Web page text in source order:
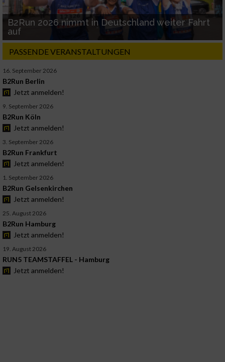
B2Run 2026 nimmt in Deutschland weiter Fahrt
auf
PASSENDE VERANSTALTUNGEN
16. September 2026
B2Run Berlin
Jetzt anmelden!
9. September 2026
B2Run Köln
Jetzt anmelden!
3. September 2026
B2Run Frankfurt
Jetzt anmelden!
1. September 2026
B2Run Gelsenkirchen
Jetzt anmelden!
25. August 2026
B2Run Hamburg
Jetzt anmelden!
19. August 2026
RUN5 TEAMSTAFFEL - Hamburg
Jetzt anmelden!